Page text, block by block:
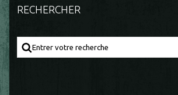
RECHERCHER